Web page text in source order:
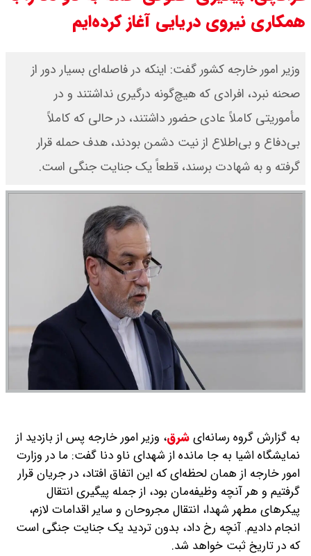
همکاری نیروی دریایی آغاز کرده‌ایم
وزیر امور خارجه کشور گفت: اینکه در فاصله‌ای بسیار دور از
صحنه نبرد، افرادی که هیچ‌گونه درگیری نداشتند و در
مأموریتی کاملاً عادی حضور داشتند، در حالی که کاملاً
بی‌دفاع و بی‌اطلاع از نیت دشمن بودند، هدف حمله قرار
گرفته و به شهادت برسند، قطعاً یک جنایت جنگی است.
به گزارش گروه رسانه‌ایشرق، وزیر امور خارجه پس از بازدید از
نمایشگاه اشیا به جا مانده از شهدای ناو دنا گفت: ما در وزارت
امور خارجه از همان لحظه‌ای که این اتفاق افتاد، در جریان قرار
گرفتیم و هر آنچه وظیفه‌مان بود، از جمله پیگیری انتقال
پیکرهای مطهر شهدا، انتقال مجروحان و سایر اقدامات لازم،
انجام دادیم. آنچه رخ داد، بدون تردید یک جنایت جنگی است
که در تاریخ ثبت خواهد شد.